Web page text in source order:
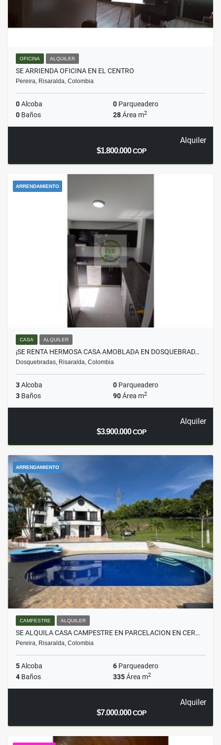
OFICINA ALQUILER
SE ARRIENDA OFICINA EN EL CENTRO
Pereira, Risaralda, Colombia
0Alcoba 0 Parqueadero
0 Baños 28Área m2
Alquiler
$1.800.000COP
ARRENDAMIENTO
CASA ALQUILER
¡SE RENTA HERMOSA CASA AMOBLADA EN DOSQUEBRAD…
Dosquebradas, Risaralda, Colombia
3Alcoba 0 Parqueadero
3 Baños 90Área m2
Alquiler
$3.900.000COP
ARRENDAMIENTO
CAMPESTRE ALQUILER
SE ALQUILA CASA CAMPESTRE EN PARCELACION EN CER…
Pereira, Risaralda, Colombia
5Alcoba 6 Parqueadero
4 Baños 335Área m2
Alquiler
$7.000.000COP